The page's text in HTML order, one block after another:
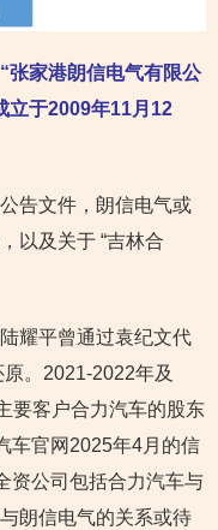
“张家港朗信电气有限公
立于2009年11月12
告文件，朗信电气或
以及关于 “吉林合
耀平曾通过袁纪文代
。2021-2022年及
要客户合力汽车的股东
车官网2025年4月的信
资公司包括合力汽车与
朗信电气的关系或待